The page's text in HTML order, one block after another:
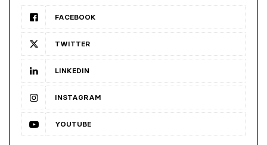
FACEBOOK
TWITTER
LINKEDIN
INSTAGRAM
YOUTUBE